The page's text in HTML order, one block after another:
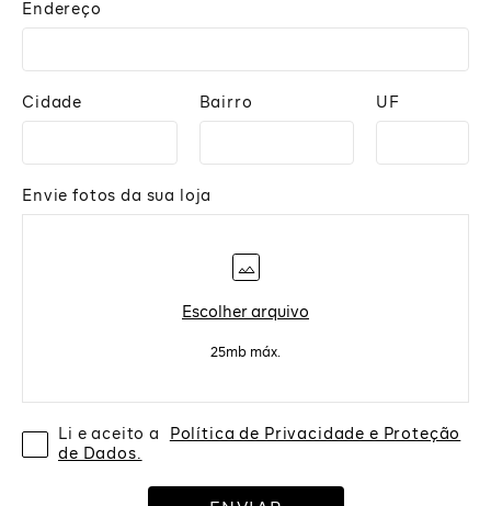
Endereço
Bairro
Cidade UF
Envie fotos da sua loja
Escolher arquivo
25mb máx.
Li e aceito a
Política de Privacidade e Proteção
de Dados.